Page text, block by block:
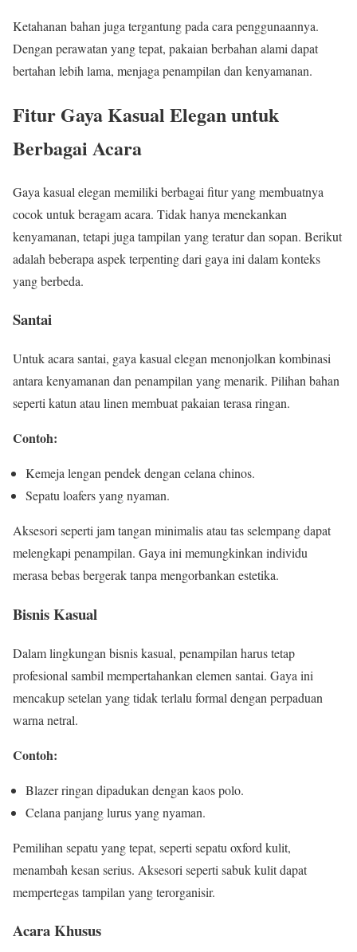
Ketahanan bahan juga tergantung pada cara penggunaannya.
Dengan perawatan yang tepat, pakaian berbahan alami dapat
bertahan lebih lama, menjaga penampilan dan kenyamanan.
Fitur Gaya Kasual Elegan untuk
Berbagai Acara
Gaya kasual elegan memiliki berbagai fitur yang membuatnya
cocok untuk beragam acara. Tidak hanya menekankan
kenyamanan, tetapi juga tampilan yang teratur dan sopan. Berikut
adalah beberapa aspek terpenting dari gaya ini dalam konteks
yang berbeda.
Santai
Untuk acara santai, gaya kasual elegan menonjolkan kombinasi
antara kenyamanan dan penampilan yang menarik. Pilihan bahan
seperti katun atau linen membuat pakaian terasa ringan.
Contoh:
Kemeja lengan pendek dengan celana chinos.
Sepatu loafers yang nyaman.
Aksesori seperti jam tangan minimalis atau tas selempang dapat
melengkapi penampilan. Gaya ini memungkinkan individu
merasa bebas bergerak tanpa mengorbankan estetika.
Bisnis Kasual
Dalam lingkungan bisnis kasual, penampilan harus tetap
profesional sambil mempertahankan elemen santai. Gaya ini
mencakup setelan yang tidak terlalu formal dengan perpaduan
warna netral.
Contoh:
Blazer ringan dipadukan dengan kaos polo.
Celana panjang lurus yang nyaman.
Pemilihan sepatu yang tepat, seperti sepatu oxford kulit,
menambah kesan serius. Aksesori seperti sabuk kulit dapat
mempertegas tampilan yang terorganisir.
Acara Khusus